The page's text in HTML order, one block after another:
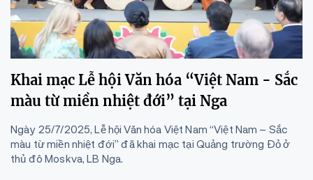
Khai mạc Lễ hội Văn hóa “Việt Nam - Sắc
màu từ miền nhiệt đới” tại Nga
Ngày 25/7/2025, Lễ hội Văn hóa Việt Nam “Việt Nam – Sắc
màu từ miền nhiệt đới” đã khai mạc tại Quảng trường Đỏ ở
thủ đô Moskva, LB Nga.